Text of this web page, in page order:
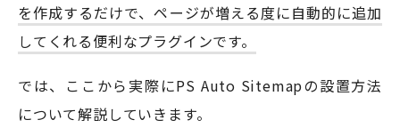
を作成するだけで、ページが増える度に自動的に追加
してくれる便利なプラグインです。
では、ここから実際にPS Auto Sitemapの設置方法
について解説していきます。